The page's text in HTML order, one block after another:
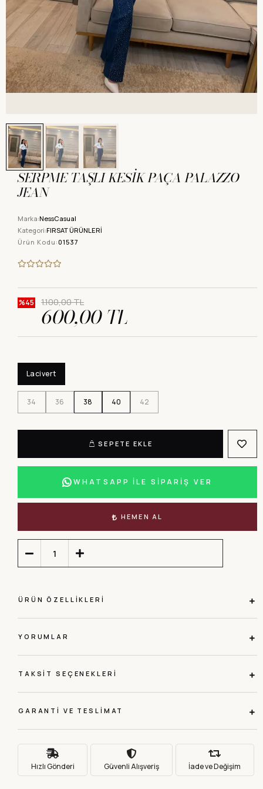
SERPME TAŞLI KESİK PAÇA PALAZZO
JEAN
Marka:NessCasual
Kategori:FIRSAT ÜRÜNLERİ
Ürün Kodu:01537
%45 1.100,00 TL
600,00 TL
Lacivert
34 36 38 40 42
SEPETE EKLE
HEMEN AL
WHATSAPP İLE SİPARİŞ VER
ÜRÜN ÖZELLIKLERI
YORUMLAR
TAKSIT SEÇENEKLERI
GARANTI VE TESLIMAT
Hızlı Gönderi Güvenli Alışveriş İade ve Değişim